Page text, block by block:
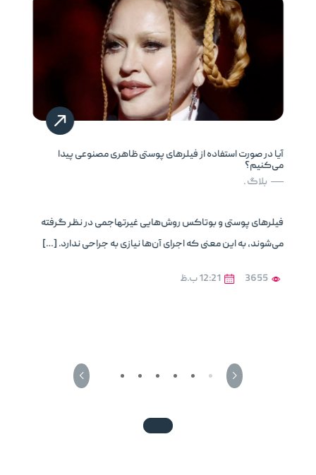
آیا در صورت استفاده از فیلرهای پوستی ظاهری مصنوعی پیدا
می‌کنیم؟
بلاگ .
فیلرهای پوستی و بوتاکس روش‌هایی غیرتهاجمی در نظر گرفته
می‌شوند، به این معنی که اجرای آن‌ها نیازی به جراحی ندارد. […]
3655 12:21 ب.ظ